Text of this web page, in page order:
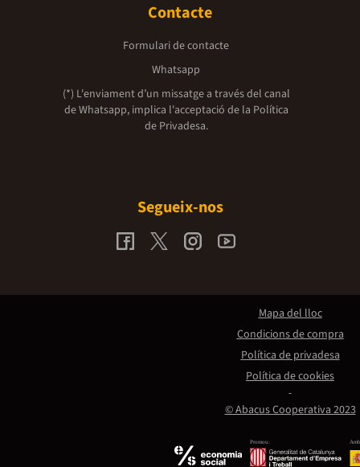
Contacte
Formulari de contacte
Whatsapp
(*) L'enviament d’un missatge a través del canal
de Whatsapp, implica l'acceptació de la Política
de Privadesa.
Segueix-nos
Promou:
© Abacus Cooperativa 2023
Mapa del lloc
Condicions de compra
Política de privadesa
Política de cookies